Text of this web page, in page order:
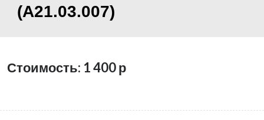
(А21.03.007)
Стоимость: 1 400р